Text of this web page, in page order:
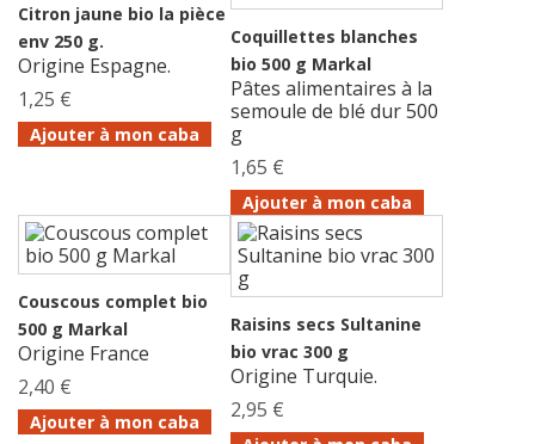
Citron jaune bio la pièce
env 250 g.
Origine Espagne.
1,25 €
Ajouter à mon caba
Coquillettes blanches
bio 500 g Markal
Pâtes alimentaires à la
semoule de blé dur 500
g
1,65 €
Ajouter à mon caba
Couscous complet bio
500 g Markal
Origine France
2,40 €
Ajouter à mon caba
Raisins secs Sultanine
bio vrac 300 g
Origine Turquie.
2,95 €